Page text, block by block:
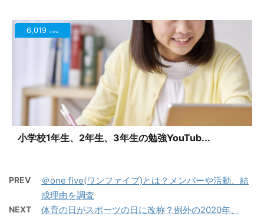
6,019 view
小学校1年生、2年生、3年生の勉強YouTub...
PREV
＠one five(ワンファイブ)とは？メンバーや活動、結
成理由を調査
NEXT
体育の日がスポーツの日に改称？例外の2020年、